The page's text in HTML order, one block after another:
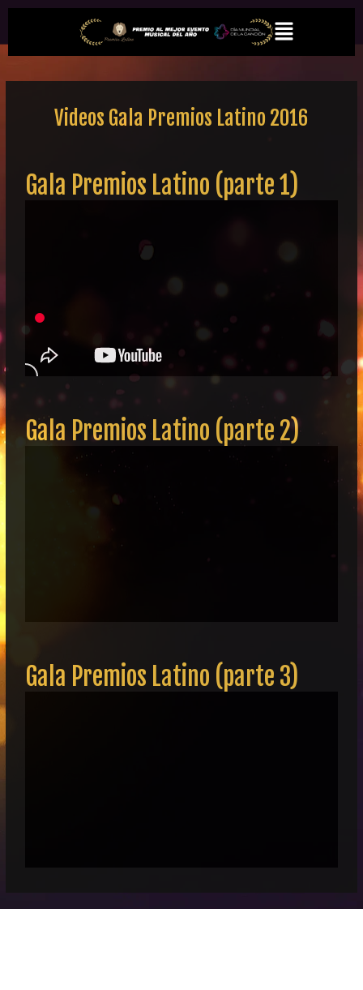
contenido
Menú
Videos Gala Premios Latino 2016
Gala Premios Latino (parte 1)
Gala Premios Latino (parte 2)
Gala Premios Latino (parte 3)